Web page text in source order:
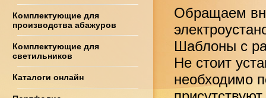
Комплектующие для
производства абажуров
Комплектующие для
светильников
Каталоги онлайн
Обращаем
Шаблоны с
Не стоит
необходимо